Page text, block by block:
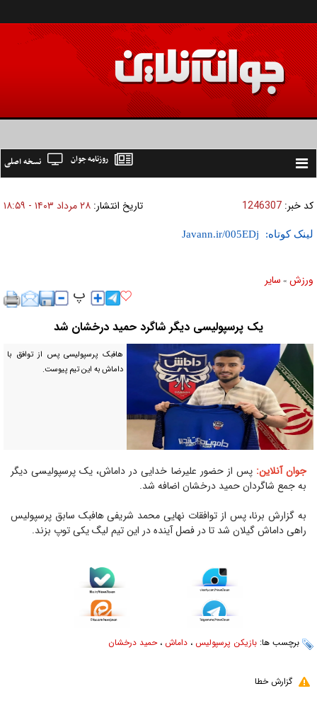
Toggle
نسخه اصلی روزنامه جوان
کد خبر: 1246307 تاریخ انتشار: ۲۸ مرداد ۱۴۰۳ - ۱۸:۵۹
لینک کوتاه:
ورزش » ساير
یک پرسپولیسی دیگر شاگرد حمید درخشان شد
هافبک پرسپولیسی پس از توافق با
داماش به این تیم پیوست.
جوان آنلاین:پس از حضور علیرضا خدایی در داماش، یک پرسپولیسی دیگر
به جمع شاگردان حمید درخشان اضافه شد.
به گزارش برنا، پس از توافقات نهایی محمد شریفی هافبک سابق پرسپولیس
راهی داماش گیلان شد تا در فصل آینده در این تیم لیگ یکی توپ بزند.
برچسب ها: بازیکن پرسپولیس ، داماش ،حمید درخشان
گزارش خطا